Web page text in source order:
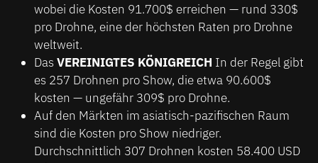
wobei die Kosten 91.700$ erreichen — rund 330$
pro Drohne, eine der höchsten Raten pro Drohne
weltweit.
DasVEREINIGTES KÖNIGREICH In der Regel gibt
es 257 Drohnen pro Show, die etwa 90.600$
kosten — ungefähr 309$ pro Drohne.
Auf den Märkten im asiatisch-pazifischen Raum
sind die Kosten pro Show niedriger.
Durchschnittlich 307 Drohnen kosten 58.400 USD